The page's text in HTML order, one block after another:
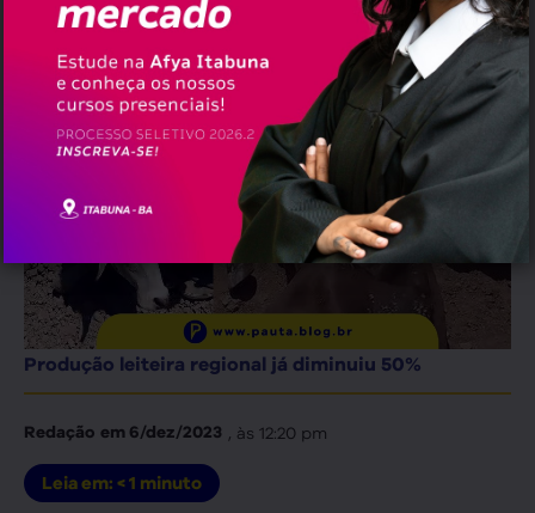
Produção leiteira regional já diminuiu 50%
Redação em 6/dez/2023 , às 12:20 pm
Leia em: < 1 minuto